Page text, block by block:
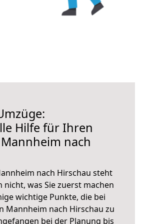
Hilfe für Ihren
nach
nach Hirschau steht
nicht, was Sie zuerst machen
wichtige Punkte, die bei
Mannheim nach Hirschau zu
bei der Planung bis